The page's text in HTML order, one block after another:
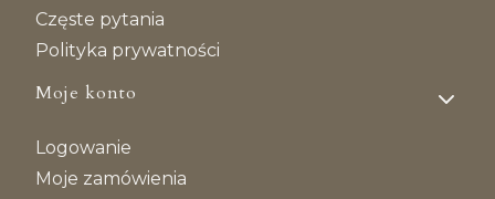
Częste pytania
Polityka prywatności
Moje konto
Logowanie
Moje zamówienia